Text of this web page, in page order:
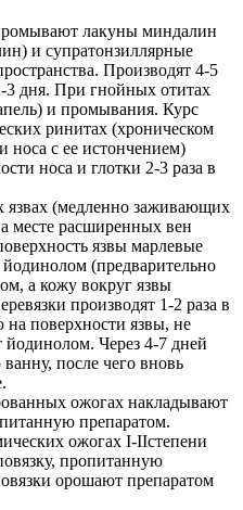
лакуны миндалин
и супратонзиллярные
Производят 4-5
дня. При гнойных отитах
и промывания. Курс
ринитах (хроническом
носа с ее истончением)
носа и глотки 2-3 раза в
язвах (медленно заживающих
месте расширенных вен
язвы марлевые
(предварительно
а кожу вокруг язвы
производят 1-2 раза в
поверхности язвы, не
Через 4-7 дней
после чего вновь
ожогах накладывают
препаратом.
ожогах I-IIстепени
пропитанную
орошают препаратом